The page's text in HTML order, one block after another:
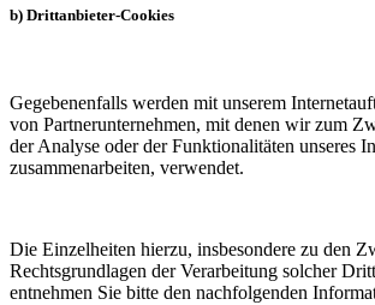
b) Drittanbieter-Cookies
Gegebenenfalls werden mit unserem
von Partnerunternehmen, mit denen wir zum
der Analyse oder der Funktionalitäten unseres
zusammenarbeiten, verwendet.
Die Einzelheiten hierzu, insbesondere zu den
Rechtsgrundlagen der Verarbeitung solcher
entnehmen Sie bitte den nachfolgenden